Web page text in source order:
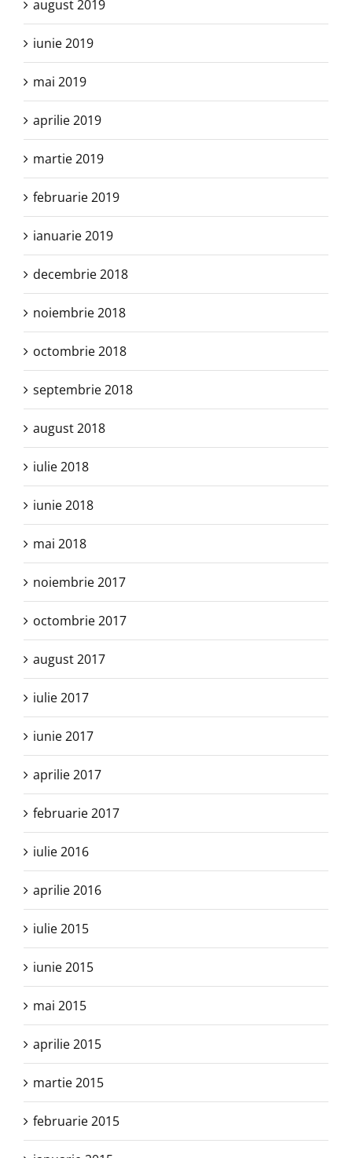
august 2019
iunie 2019
mai 2019
aprilie 2019
martie 2019
februarie 2019
ianuarie 2019
decembrie 2018
noiembrie 2018
octombrie 2018
septembrie 2018
august 2018
iulie 2018
iunie 2018
mai 2018
noiembrie 2017
octombrie 2017
august 2017
iulie 2017
iunie 2017
aprilie 2017
februarie 2017
iulie 2016
aprilie 2016
iulie 2015
iunie 2015
mai 2015
aprilie 2015
martie 2015
februarie 2015